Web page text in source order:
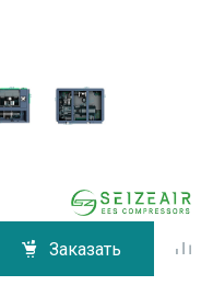
Заказать